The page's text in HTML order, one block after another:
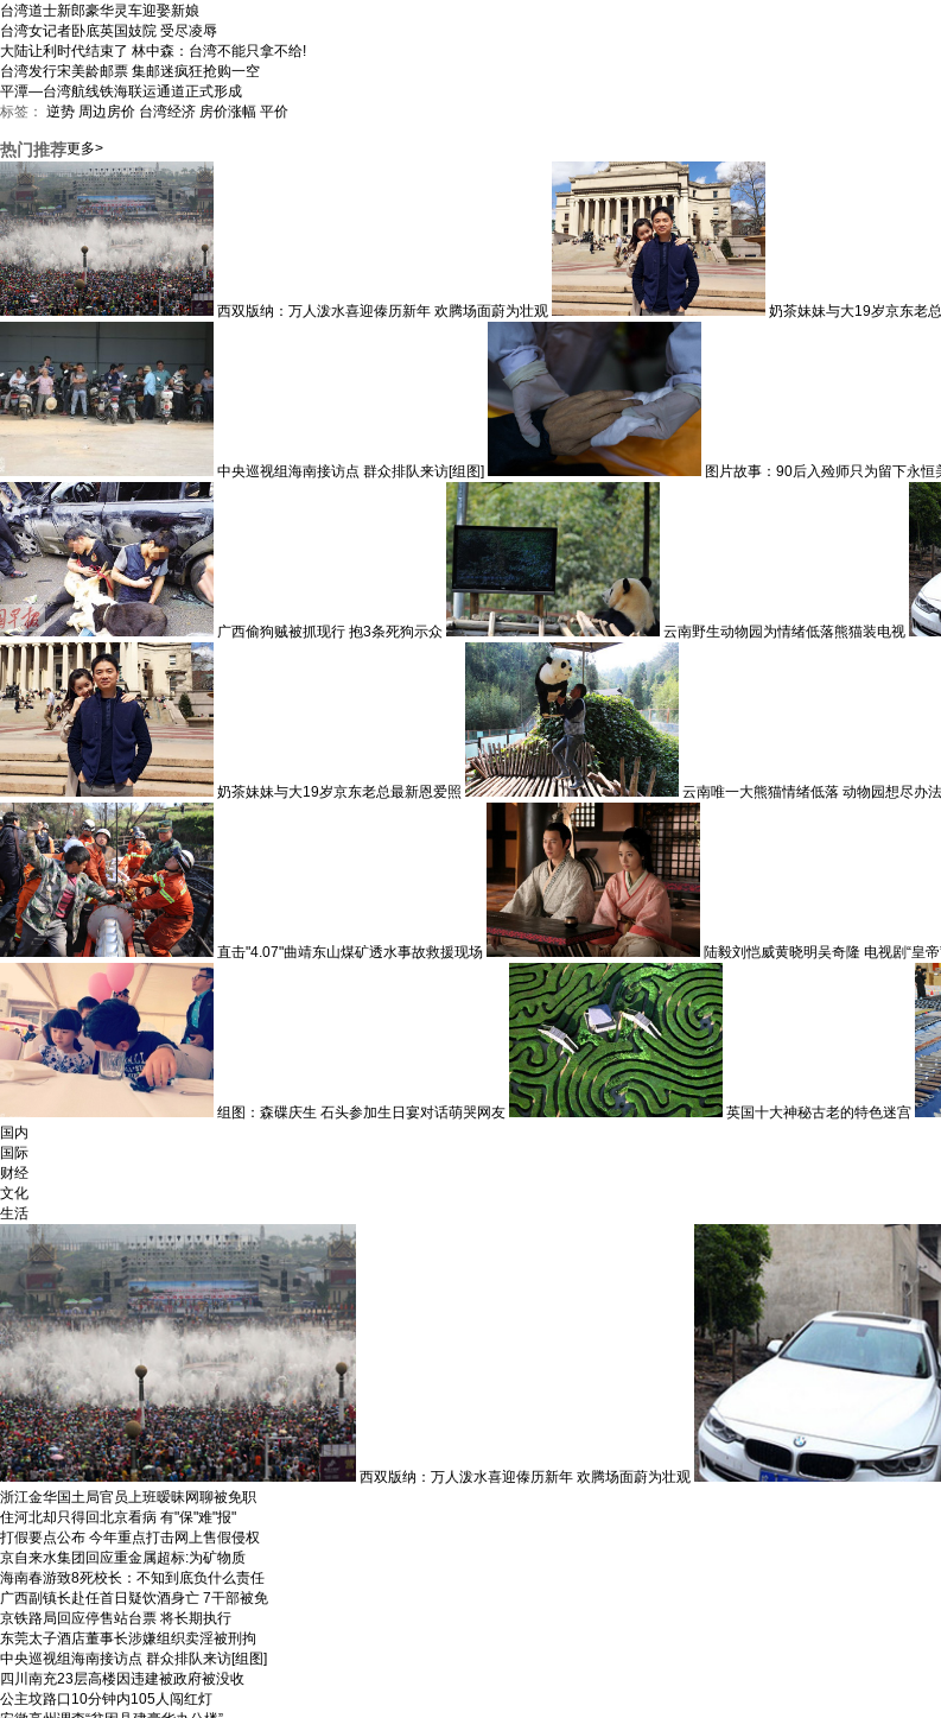
台湾道士新郎豪华灵车迎娶新娘
台湾女记者卧底英国妓院 受尽凌辱
大陆让利时代结束了 林中森：台湾不能只拿不给!
台湾发行宋美龄邮票 集邮迷疯狂抢购一空
平潭—台湾航线铁海联运通道正式形成
标签： 逆势 周边房价 台湾经济 房价涨幅 平价
热门推荐更多>
西双版纳：万人泼水喜迎傣历新年 欢腾场面蔚为壮观 奶茶妹妹与大19岁京东老
中央巡视组海南接访点 群众排队来访[组图] 图片故事：90后入殓师只为留下永恒
广西偷狗贼被抓现行 抱3条死狗示众 云南野生动物园为情绪低落熊猫装电视
奶茶妹妹与大19岁京东老总最新恩爱照 云南唯一大熊猫情绪低落 动物园想尽办
直击"4.07"曲靖东山煤矿透水事故救援现场 陆毅刘恺威黄晓明吴奇隆 电视剧“皇
组图：森碟庆生 石头参加生日宴对话萌哭网友 英国十大神秘古老的特色迷宫
国内
国际
财经
文化
生活
西双版纳：万人泼水喜迎傣历新年 欢腾场面蔚为壮观
浙江金华国土局官员上班暧昧网聊被免职
住河北却只得回北京看病 有"保"难"报"
打假要点公布 今年重点打击网上售假侵权
京自来水集团回应重金属超标:为矿物质
海南春游致8死校长：不知到底负什么责任
广西副镇长赴任首日疑饮酒身亡 7干部被免
京铁路局回应停售站台票 将长期执行
东莞太子酒店董事长涉嫌组织卖淫被刑拘
中央巡视组海南接访点 群众排队来访[组图]
四川南充23层高楼因违建被政府被没收
公主坟路口10分钟内105人闯红灯